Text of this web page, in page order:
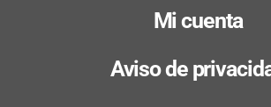
Mi cuenta
Aviso de